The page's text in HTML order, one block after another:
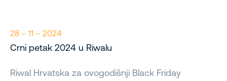
28 – 11 – 2024
Crni petak 2024 u Riwalu
Riwal Hrvatska za ovogodišnji Black Friday